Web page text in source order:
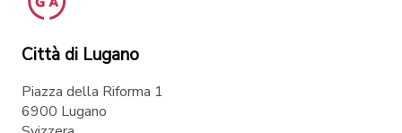
Città di Lugano
Piazza della Riforma 1
6900 Lugano